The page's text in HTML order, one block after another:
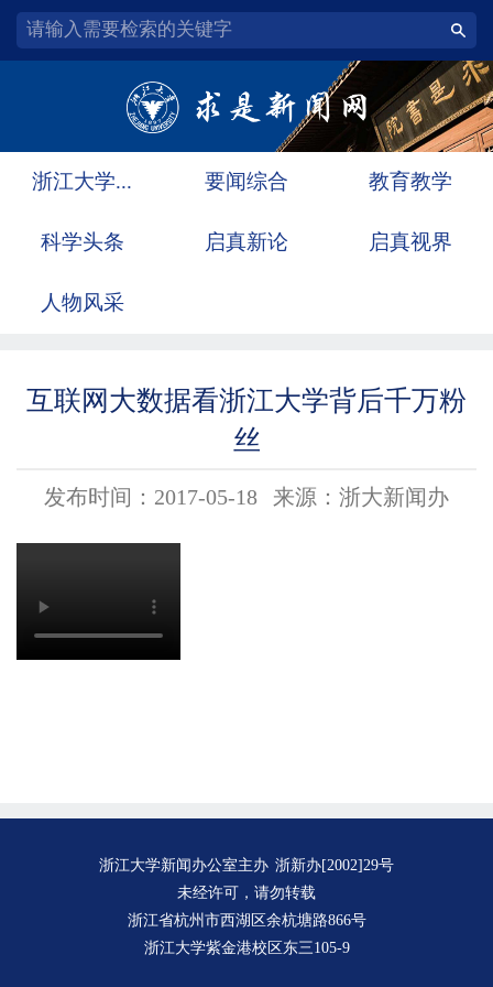
浙江大学... 要闻综合 教育教学
科学头条 启真新论 启真视界
人物风采
互联网大数据看浙江大学背后千万粉
丝
发布时间：2017-05-18 来源：浙大新闻办
浙江大学新闻办公室主办 浙新办[2002]29号
未经许可，请勿转载
浙江省杭州市西湖区余杭塘路866号
浙江大学紫金港校区东三105-9